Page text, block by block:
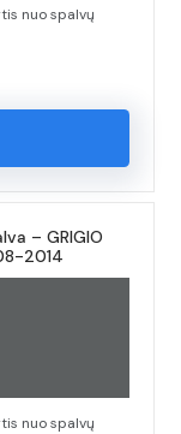
nuo spalvų
– GRIGIO
2014
nuo spalvų